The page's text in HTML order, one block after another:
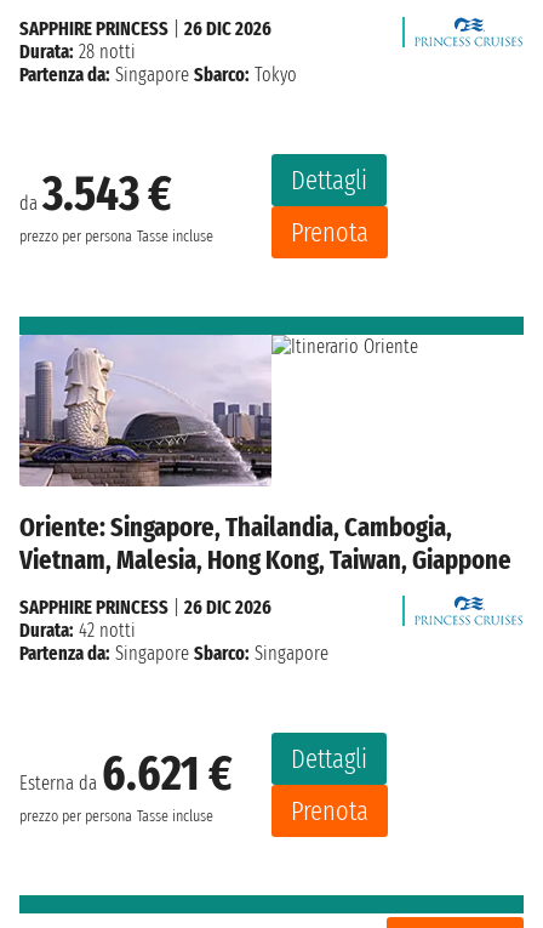
da3.543 €
prezzo per persona Tasse incluse
Dettagli
Prenota
SAPPHIRE PRINCESS
26 DIC 2026
Durata: 28 notti
Partenza da: Singapore Sbarco: Tokyo
Oriente: Singapore, Thailandia, Cambogia,
Vietnam, Malesia, Hong Kong, Taiwan, Giappone
Esterna da 6.621 €
prezzo per persona Tasse incluse
Dettagli
Prenota
SAPPHIRE PRINCESS
26 DIC 2026
Durata: 42 notti
Partenza da: Singapore Sbarco: Singapore